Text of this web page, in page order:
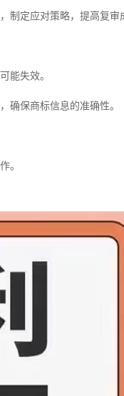
定应对策略，提高复审
能失效。
确保商标信息的准确性。
。